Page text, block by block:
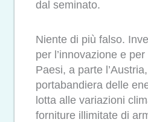
dal seminato.
Niente di più falso.
per l’innovazione e
Paesi, a parte
portabandiera delle
lotta alle variazioni
forniture illimitate di